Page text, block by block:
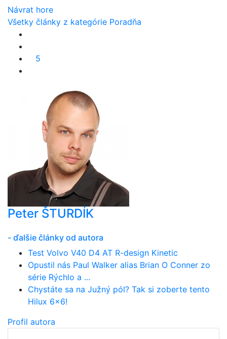
Návrat hore
Všetky články z kategórie Poradňa
5
Peter ŠTURDÍK
- ďalšie články od autora
Test Volvo V40 D4 AT R-design Kinetic
Opustil nás Paul Walker alias Brian O Conner zo
série Rýchlo a ...
Chystáte sa na Južný pól? Tak si zoberte tento
Hilux 6x6!
Profil autora